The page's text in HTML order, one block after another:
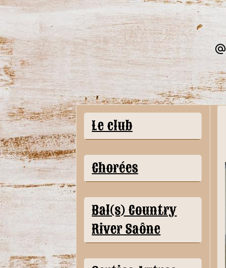
Le club
Chorées
Bal(s) Country
River Saône